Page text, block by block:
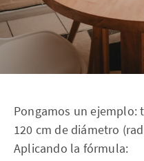
Pongamos un ejemplo:
120 cm de diámetro
Aplicando la fórmula: